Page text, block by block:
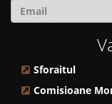
Sforaitul
Comisioane